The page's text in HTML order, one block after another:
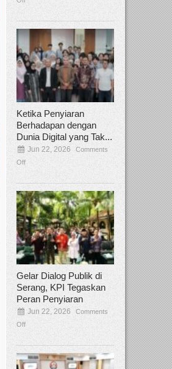
Tamee Irelly Menjadi Juri Open
Film Terbaru...
Sep 08, 2025 Comments Off
Bekasi, Broadcastmagz – Dalam upaya
talenta...
Ketika Penyiaran
Berhadapan dengan
Dunia Digital yang Tak...
Jun 22, 2026
Comments
Off
Gelar Dialog Publik di
Serang, KPI Tegaskan
Peran Penyiaran
Jun 22, 2026
Comments
Off